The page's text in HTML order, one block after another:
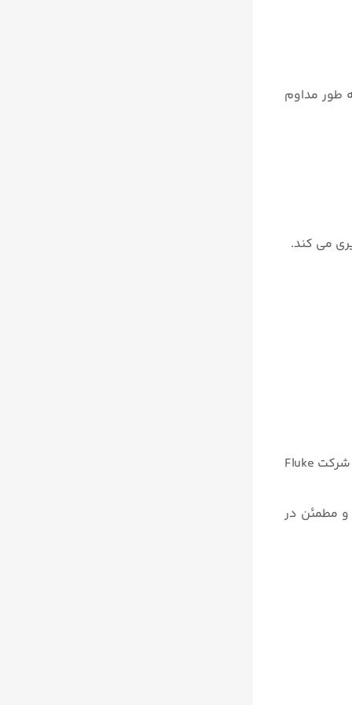
پس زمینه خاموش، در چرخه کاری ۱۰۰٪ (دماسنج به طور مداوم
دماسنج Fluke ۵۷۲ یک دستگاه اندازه‌گیری دما با استفاده از تکنولوژی مادون قرمز (تشعشع حرارتی) است. این دستگاه توسط شرکت Fluke
و مطمئن در